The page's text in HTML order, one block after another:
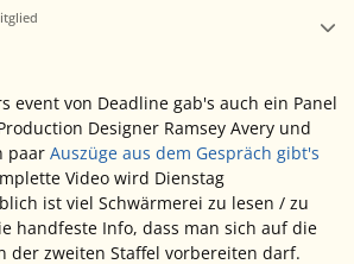
event von Deadline gab's auch ein Panel
Designer Ramsey Avery und
paar Auszüge aus dem Gespräch gibt's
Video wird Dienstag
ist viel Schwärmerei zu lesen / zu
handfeste Info, dass man sich auf die
der zweiten Staffel vorbereiten darf.